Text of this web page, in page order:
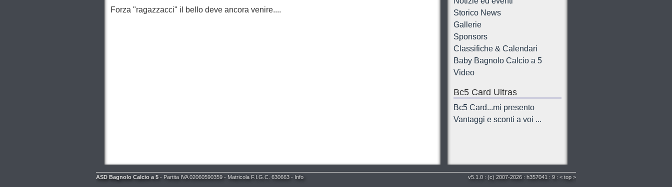
Forza "ragazzacci" il bello deve ancora venire....
Storico News
Gallerie
Sponsors
Classifiche & Calendari
Baby Bagnolo Calcio a 5
Video
Bc5 Card Ultras
Bc5 Card...mi presento
Vantaggi e sconti a voi ...
v5.1.0 : (c) 2007-2026 : h357041 : 9 : < top >
ASD Bagnolo Calcio a 5 - Partita IVA 02060590359 - Matricola F.I.G.C. 630663 - Info